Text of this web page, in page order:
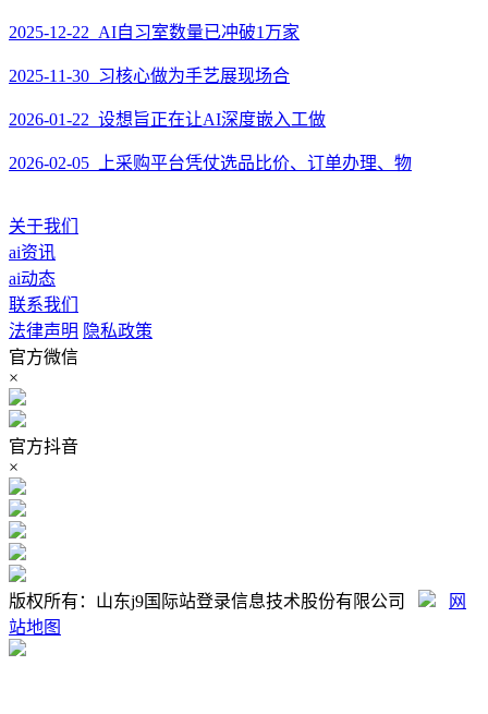
2025-12-22 AI自习室数量已冲破1万家
2025-11-30 习核心做为手艺展现场合
2026-01-22 设想旨正在让AI深度嵌入工做
2026-02-05 上采购平台凭仗选品比价、订单办理、物
关于我们
ai资讯
ai动态
联系我们
法律声明 隐私政策
官方微信
×
官方抖音
×
版权所有：山东j9国际站登录信息技术股份有限公司
网
站地图